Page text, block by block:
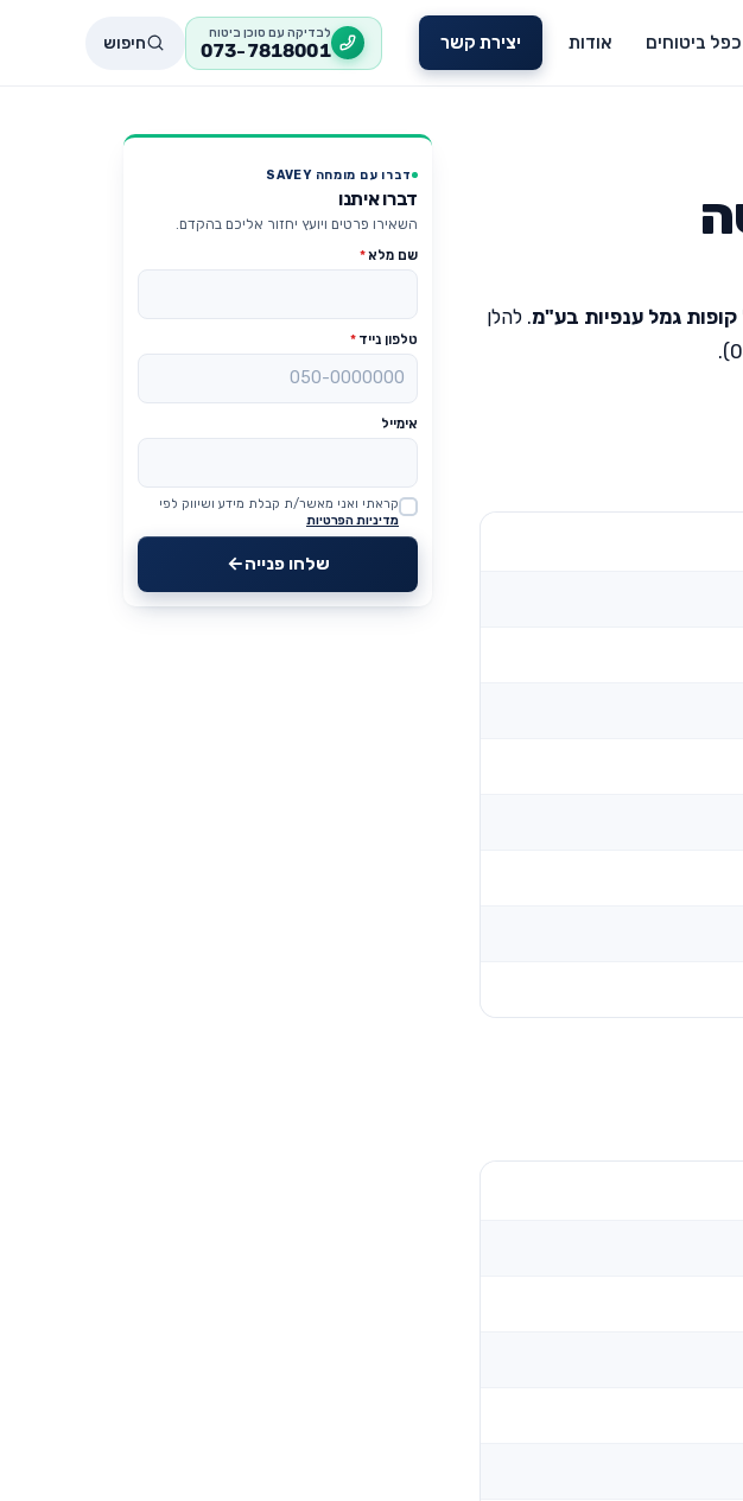
כפל ביטוחים אודות יצירת קשר לבדיקה עם סוכן ביטוח
073-7818001 חיפוש
גמל ענפיות בע"מ. להלן
דברו עם מומחה SAVEY
דברו איתנו
השאירו פרטים ויועץ יחזור אליכם בהקדם.
שם מלא*
טלפון נייד *
אימייל
Website
קראתי ואני מאשר/ת קבלת מידע ושיווק לפי
מדיניות הפרטיות
שלחו פנייה